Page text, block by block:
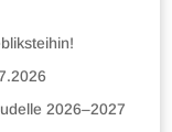
2026–2027